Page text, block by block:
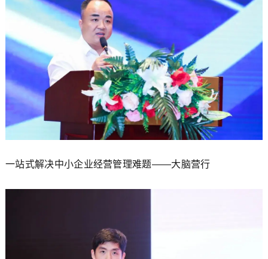
一站式解决中小企业经营管理难题——大脑营行